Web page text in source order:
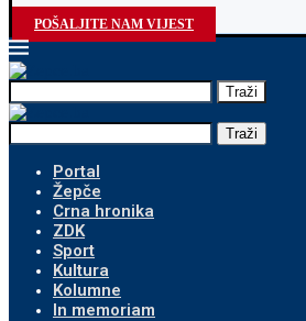
POŠALJITE NAM VIJEST
Traži
Traži
Portal
Žepče
Crna hronika
ZDK
Sport
Kultura
Kolumne
In memoriam